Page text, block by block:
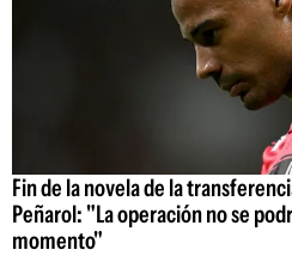
Fin de la novela de la
Peñarol: "La operación no se
momento"